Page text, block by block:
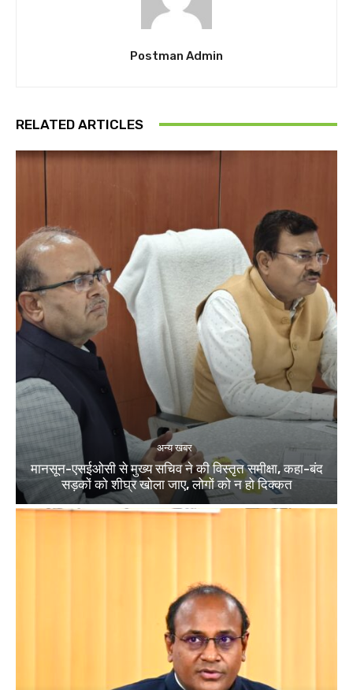
Postman Admin
RELATED ARTICLES
अन्य खबर
मानसून-एसईओसी से मुख्य सचिव ने की विस्तृत समीक्षा, कहा-बंद
सड़कों को शीघ्र खोला जाए, लोगों को न हो दिक्कत